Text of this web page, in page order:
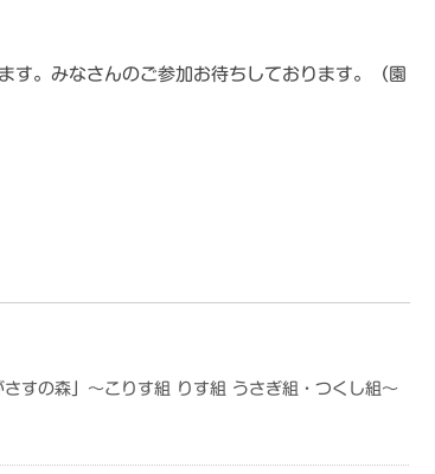
す。みなさんのご参加お待ちしております。（園
すの森」～こりす組 りす組 うさぎ組・つくし組～